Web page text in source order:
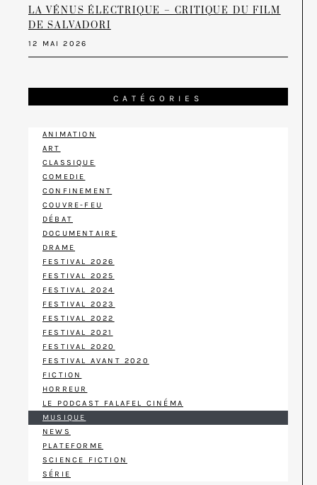
LA VÉNUS ÉLECTRIQUE – CRITIQUE DU FILM
DE SALVADORI
12 MAI 2026
CATÉGORIES
ANIMATION
ART
CLASSIQUE
COMEDIE
CONFINEMENT
COUVRE-FEU
DÉBAT
DOCUMENTAIRE
DRAME
FESTIVAL 2026
FESTIVAL 2025
FESTIVAL 2024
FESTIVAL 2023
FESTIVAL 2022
FESTIVAL 2021
FESTIVAL 2020
FESTIVAL AVANT 2020
FICTION
HORREUR
LE PODCAST FALAFEL CINÉMA
MUSIQUE
NEWS
PLATEFORME
SCIENCE FICTION
SÉRIE